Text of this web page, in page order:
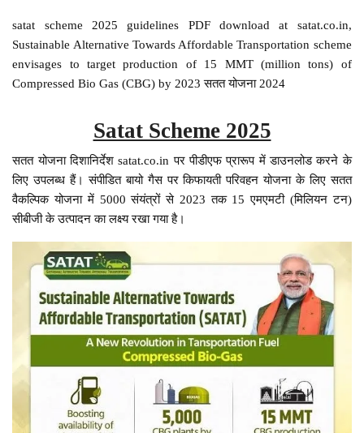
satat scheme 2025 guidelines PDF download at satat.co.in,
Sustainable Alternative Towards Affordable Transportation scheme
envisages to target production of 15 MMT (million tons) of
Compressed Bio Gas (CBG) by 2023 सतत योजना 2024
Satat Scheme 2025
सतत योजना दिशानिर्देश satat.co.in पर पीडीएफ प्रारूप में डाउनलोड करने के
लिए उपलब्ध हैं। संपीडित बायो गैस पर किफायती परिवहन योजना के लिए सतत
वैकल्पिक योजना में 5000 संयंत्रों से 2023 तक 15 एमएमटी (मिलियन टन)
सीबीजी के उत्पादन का लक्ष्य रखा गया है।